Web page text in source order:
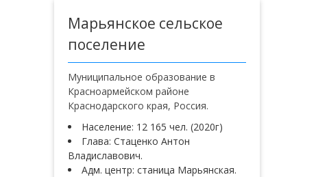
Марьянское сельское
поселение
Муниципальное образование в
Красноармейском районе
Краснодарского края, Россия.
Население: 12 165 чел. (2020г)
Глава: Стаценко Антон
Владиславович.
Адм. центр: станица Марьянская.